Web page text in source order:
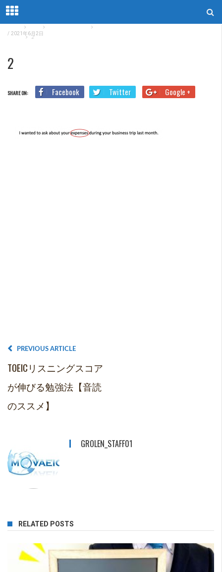
スメ】
2
/ 2021年6月2日
2
SHARE ON: Facebook Twitter Google +
PREVIOUS ARTICLE
TOEICリスニングスコア
が伸びる勉強法【音読
のススメ】
GROLEN_STAFF01
RELATED POSTS